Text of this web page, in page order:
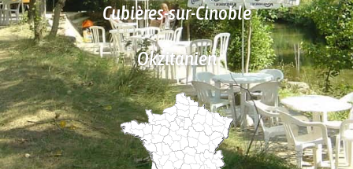
Cubières-sur-Cinoble
Okzitanien